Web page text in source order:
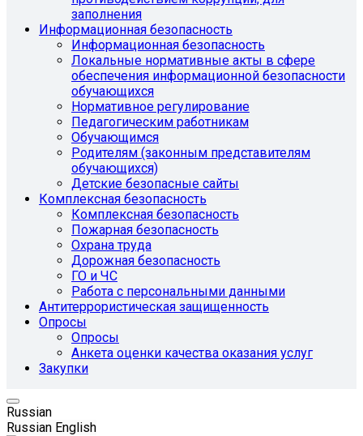
заполнения
Информационная безопасность
Информационная безопасность
Локальные нормативные акты в сфере
обеспечения информационной безопасности
обучающихся
Нормативное регулирование
Педагогическим работникам
Обучающимся
Родителям (законным представителям
обучающихся)
Детские безопасные сайты
Комплексная безопасность
Комплексная безопасность
Пожарная безопасность
Охрана труда
Дорожная безопасность
ГО и ЧС
Работа с персональными данными
Антитеррористическая защищенность
Опросы
Опросы
Анкета оценки качества оказания услуг
Закупки
Russian
Russian English